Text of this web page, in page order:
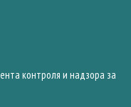
контроля и надзора за